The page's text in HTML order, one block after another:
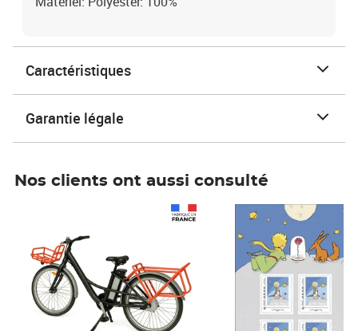
Caractéristiques
Garantie légale
Nos clients ont aussi consulté
Prix 7,50€